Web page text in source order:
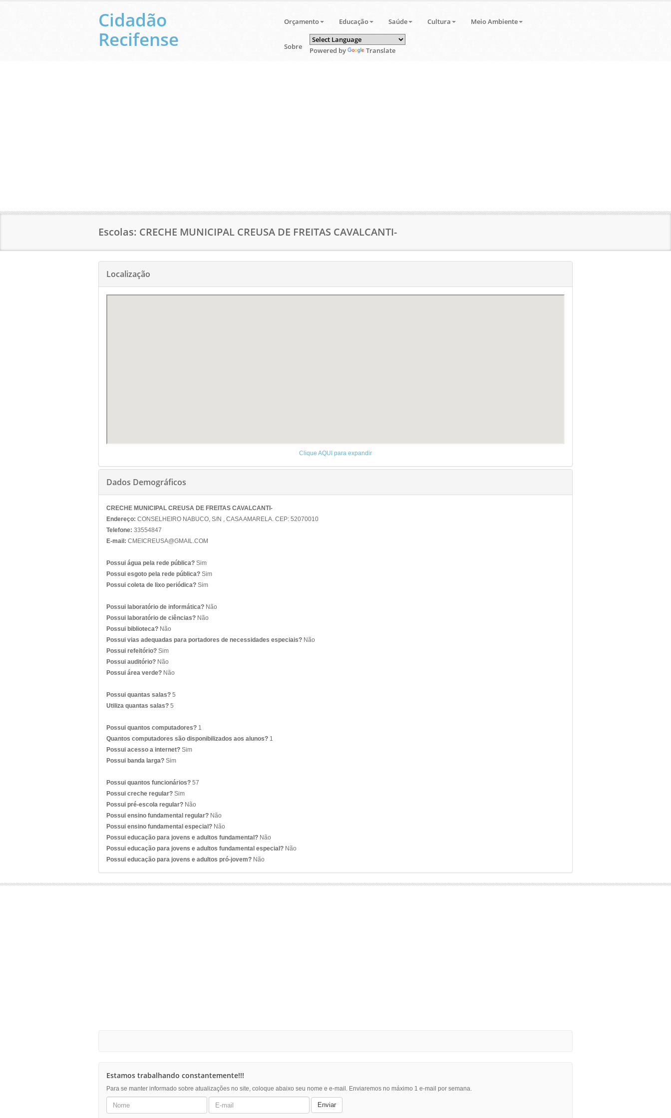
Cidadão
Recifense
Orçamento Educação Saúde Cultura Meio Ambiente
Sobre Powered by Translate
Escolas: CRECHE MUNICIPAL CREUSA DE FREITAS CAVALCANTI-
Localização
Clique AQUI para expandir
Dados Demográficos
CRECHE MUNICIPAL CREUSA DE FREITAS CAVALCANTI-
Endereço: CONSELHEIRO NABUCO, S/N , CASA AMARELA. CEP: 52070010
Telefone: 33554847
E-mail: CMEICREUSA@GMAIL.COM
Possui água pela rede pública? Sim
Possui esgoto pela rede pública? Sim
Possui coleta de lixo periódica? Sim
Possui laboratório de informática? Não
Possui laboratório de ciências? Não
Possui biblioteca? Não
Possui vias adequadas para portadores de necessidades especiais? Não
Possui refeitório? Sim
Possui auditório? Não
Possui área verde? Não
Possui quantas salas? 5
Utiliza quantas salas? 5
Possui quantos computadores? 1
Quantos computadores são disponibilizados aos alunos? 1
Possui acesso a internet? Sim
Possui banda larga? Sim
Possui quantos funcionários? 57
Possui creche regular? Sim
Possui pré-escola regular? Não
Possui ensino fundamental regular? Não
Possui ensino fundamental especial? Não
Possui educação para jovens e adultos fundamental? Não
Possui educação para jovens e adultos fundamental especial? Não
Possui educação para jovens e adultos pró-jovem? Não
Estamos trabalhando constantemente!!!
Para se manter informado sobre atualizações no site, coloque abaixo seu nome e e-mail. Enviaremos no máximo 1 e-mail por semana.
Enviar